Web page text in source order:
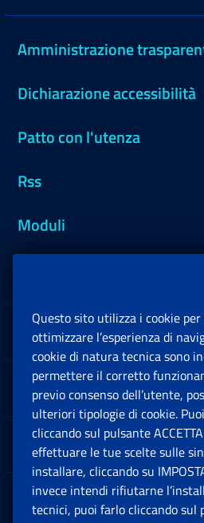
Amministrazione
Dichiarazione accessibilità
Patto con l'utenza
Rss
Moduli
Sedi e Contatti
Software
Note Legali
App mobile
Questo sito utilizza i cookie
ottimizzare l’esperienza di
cookie di natura tecnica sono
permettere il corretto
previo consenso dell’utente,
ulteriori tipologie di cookie.
cliccando sul pulsante
effettuare le tue scelte sulle
installare, cliccando su
invece intendi rifiutarne
tecnici, puoi farlo cliccando sul